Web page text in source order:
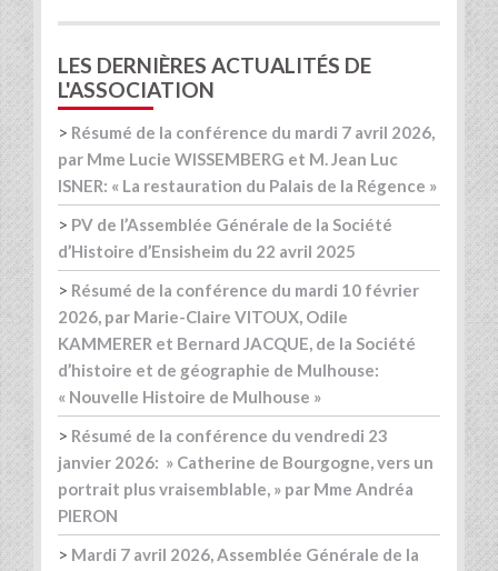
LES DERNIÈRES ACTUALITÉS DE
L'ASSOCIATION
> Résumé de la conférence du mardi 7 avril 2026,
par Mme Lucie WISSEMBERG et M. Jean Luc
ISNER: « La restauration du Palais de la Régence »
> PV de l’Assemblée Générale de la Société
d’Histoire d’Ensisheim du 22 avril 2025
> Résumé de la conférence du mardi 10 février
2026, par Marie-Claire VITOUX, Odile
KAMMERER et Bernard JACQUE, de la Société
d’histoire et de géographie de Mulhouse:
« Nouvelle Histoire de Mulhouse »
> Résumé de la conférence du vendredi 23
janvier 2026: » Catherine de Bourgogne, vers un
portrait plus vraisemblable, » par Mme Andréa
PIERON
> Mardi 7 avril 2026, Assemblée Générale de la